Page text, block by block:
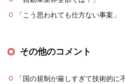
「こう思われても仕方ない事案」
その他のコメント
「国の規制が厳しすぎて技術的に